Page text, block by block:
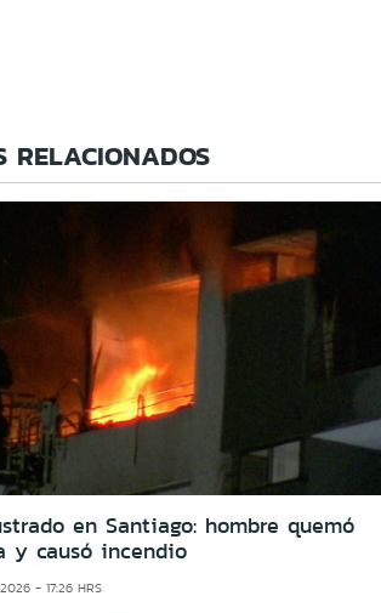
RELACIONADOS
en Santiago: hombre quemó
y causó incendio
- 17:26 HRS